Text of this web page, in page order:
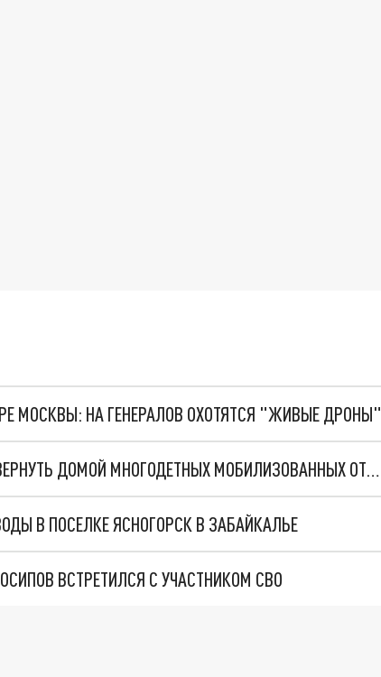
МОСКВЫ: НА ГЕНЕРАЛОВ ОХОТЯТСЯ "ЖИВЫЕ ДРОНЫ"
ГУБЕРНАТОР ЗАБАЙКАЛЬЯ ПООБЕЩАЛ ВЕРНУТЬ ДОМОЙ МНОГОДЕТНЫХ МОБИЛИЗОВАННЫХ ОТЦОВ
В ПОСЕЛКЕ ЯСНОГОРСК В ЗАБАЙКАЛЬЕ
ВСТРЕТИЛСЯ С УЧАСТНИКОМ СВО